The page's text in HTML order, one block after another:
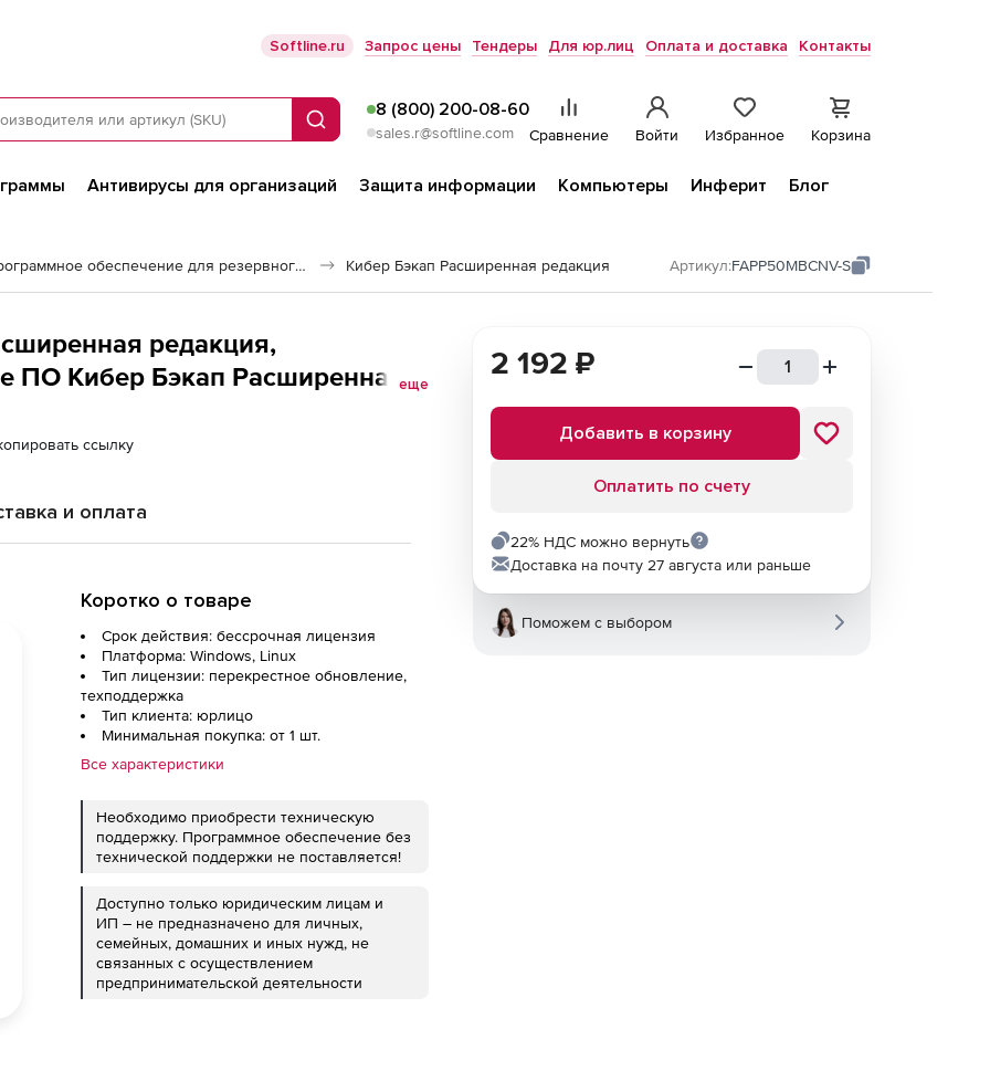
Softline.ru Запрос цены Тендеры Для юр.лиц Оплата и доставка Контакты
Поиск
8 (800) 200-08-60
sales.r@softline.com Сравнение Войти Избранное Корзина
Антивирусы для организаций Защита информации Компьютеры Инферит
Блог
Программное обеспечение для резервного копирования Кибер Бэкап Расширенная редакция Артикул:FAPP50MBCNV-S
редакция,
ПО Кибер Бэкап Расширенная
(переход на новую
(50 почтовых ящиков), ФСТЭК
еще
ссылку
и оплата
Коротко о товаре
Срок действия: бессрочная лицензия
Платформа: Windows, Linux
Тип лицензии: перекрестное обновление,
техподдержка
Тип клиента: юрлицо
Минимальная покупка: от 1 шт.
Все характеристики
Необходимо приобрести техническую
поддержку. Программное обеспечение без
технической поддержки не поставляется!
Доступно только юридическим лицам и
ИП – не предназначено для личных,
семейных, домашних и иных нужд, не
связанных с осуществлением
предпринимательской деятельности
2 192 ₽
Добавить в корзину
Оплатить по счету
22% НДС можно вернуть
Доставка на почту 27 августа или раньше
Поможем с выбором